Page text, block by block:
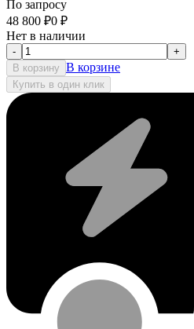
По запросу
48 800 ₽0 ₽
Нет в наличии
-
+
В корзину В корзине
Купить в один клик